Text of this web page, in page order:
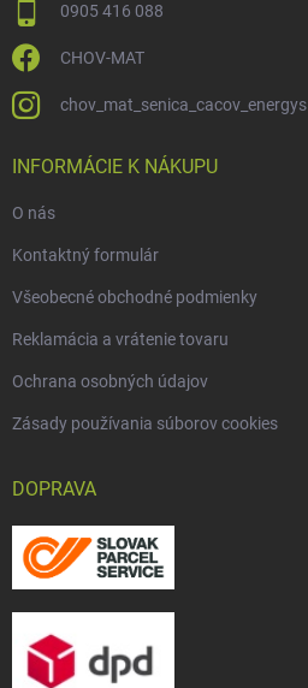
0905 416 088
CHOV-MAT
chov_mat_senica_cacov_energys
INFORMÁCIE K NÁKUPU
O nás
Kontaktný formulár
Všeobecné obchodné podmienky
Reklamácia a vrátenie tovaru
Ochrana osobných údajov
Zásady používania súborov cookies
DOPRAVA